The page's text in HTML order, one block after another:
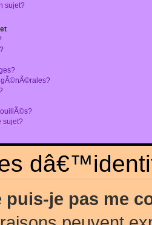
sujet?
gÃ©nÃ©rales?
sujet?
puis-je pas me